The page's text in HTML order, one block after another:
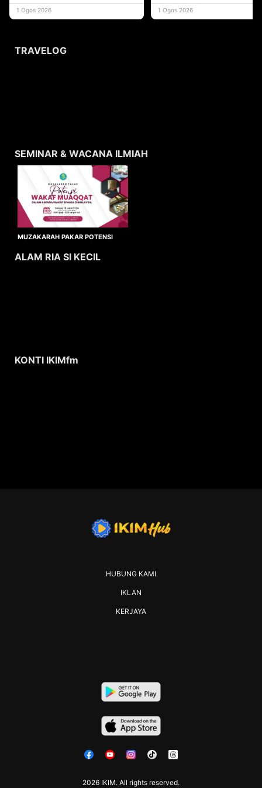
yang memberi ma
1 Ogos 2026
1 Ogos 2026
TRAVELOG
SEMINAR & WACANA ILMIAH
MUZAKARAH PAKAR POTENSI
ALAM RIA SI KECIL
KONTI IKIMfm
2026 IKIM. All rights reserved.
HUBUNG KAMI
IKLAN
KERJAYA